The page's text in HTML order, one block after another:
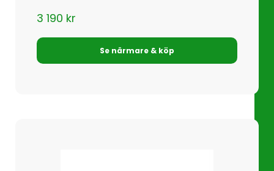
3 190 kr
Se närmare & köp